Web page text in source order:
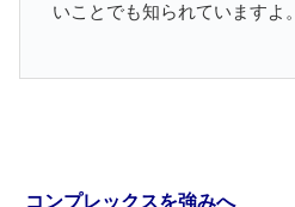
いことでも知られていますよ。
コンプレックスを強みへ